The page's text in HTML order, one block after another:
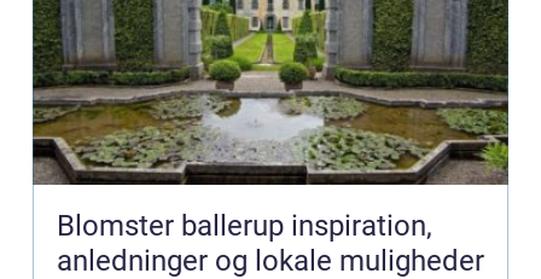
Blomster ballerup inspiration,
anledninger og lokale muligheder